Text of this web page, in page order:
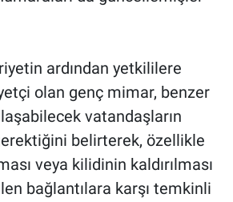
ardından yetkililere
olan genç mimar, benzer
vatandaşların
belirterek, özellikle
veya kilidinin kaldırılması
bağlantılara karşı temkinli